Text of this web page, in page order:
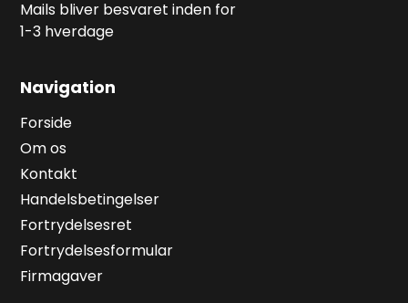
Mails bliver besvaret inden for
1-3 hverdage
Navigation
Forside
Om os
Kontakt
Handelsbetingelser
Fortrydelsesret
Fortrydelsesformular
Firmagaver